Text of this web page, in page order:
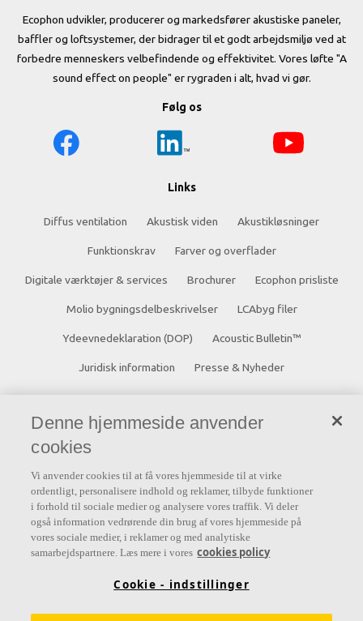
Ecophon udvikler, producerer og markedsfører akustiske paneler,
baffler og loftsystemer, der bidrager til et godt arbejdsmiljø ved at
forbedre menneskers velbefindende og effektivitet. Vores løfte "A
sound effect on people" er rygraden i alt, hvad vi gør.
Følg os
Links
Diffus ventilation Akustisk viden Akustikløsninger
Funktionskrav Farver og overflader
Digitale værktøjer & services Brochurer Ecophon prisliste
Molio bygningsdelbeskrivelser LCAbyg filer
Ydeevnedeklaration (DOP) Acoustic Bulletin™
Juridisk information Presse & Nyheder
2650 Hvidovre
Danmark
Telefon: +45 36 77 09 09
Denne hjemmeside anvender
cookies
Vi anvender cookies til at få vores hjemmeside til at virke
ordentligt, personalisere indhold og reklamer, tilbyde funktioner
i forhold til sociale medier og analysere vores traffik. Vi deler
også information vedrørende din brug af vores hjemmeside på
vores sociale medier, i reklamer og med analytiske
samarbejdspartnere. Læs mere i vores cookies policy
Cookie - indstillinger